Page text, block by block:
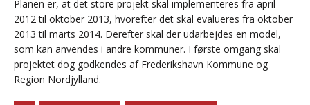
Planen er, at det store projekt skal implementeres fra april
2012 til oktober 2013, hvorefter det skal evalueres fra oktober
2013 til marts 2014. Derefter skal der udarbejdes en model,
som kan anvendes i andre kommuner. I første omgang skal
projektet dog godkendes af Frederikshavn Kommune og
Region Nordjylland.